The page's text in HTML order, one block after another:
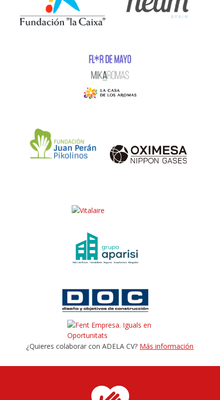
¿Quieres colaborar con ADELA CV? Más información